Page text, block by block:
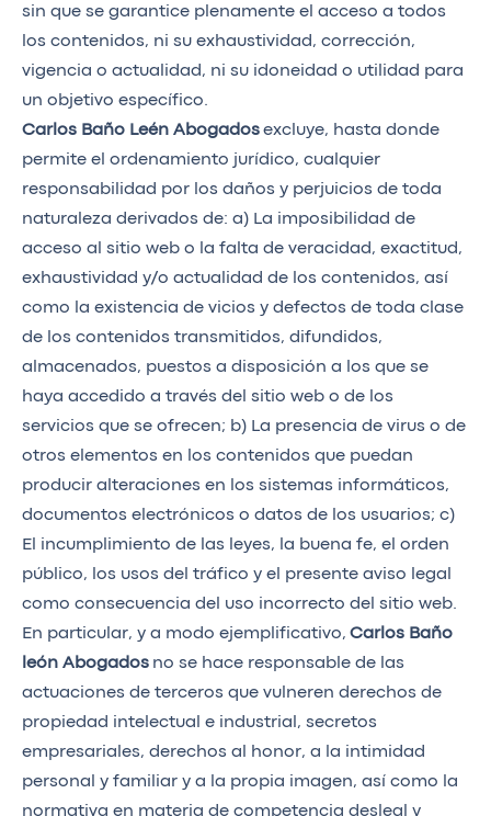
sin que se garantice plenamente el acceso a todos
los contenidos, ni su exhaustividad, corrección,
vigencia o actualidad, ni su idoneidad o utilidad para
un objetivo específico.
Carlos Baño Leén Abogados excluye, hasta donde
permite el ordenamiento jurídico, cualquier
responsabilidad por los daños y perjuicios de toda
naturaleza derivados de: a) La imposibilidad de
acceso al sitio web o la falta de veracidad, exactitud,
exhaustividad y/o actualidad de los contenidos, así
como la existencia de vicios y defectos de toda clase
de los contenidos transmitidos, difundidos,
almacenados, puestos a disposición a los que se
haya accedido a través del sitio web o de los
servicios que se ofrecen; b) La presencia de virus o de
otros elementos en los contenidos que puedan
producir alteraciones en los sistemas informáticos,
documentos electrónicos o datos de los usuarios; c)
El incumplimiento de las leyes, la buena fe, el orden
público, los usos del tráfico y el presente aviso legal
como consecuencia del uso incorrecto del sitio web.
En particular, y a modo ejemplificativo, Carlos Baño
león Abogados no se hace responsable de las
actuaciones de terceros que vulneren derechos de
propiedad intelectual e industrial, secretos
empresariales, derechos al honor, a la intimidad
personal y familiar y a la propia imagen, así como la
normativa en materia de competencia desleal y